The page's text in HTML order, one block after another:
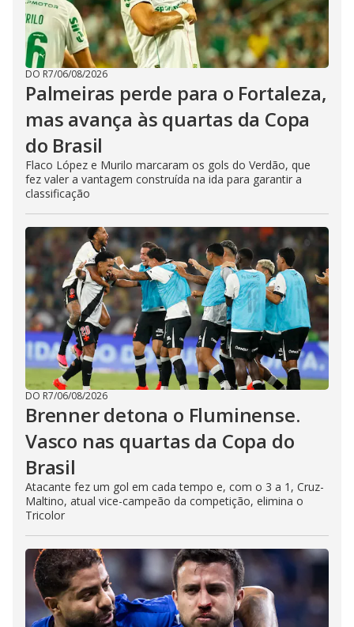
DO R7/06/08/2026
Palmeiras perde para o Fortaleza,
mas avança às quartas da Copa
do Brasil
Flaco López e Murilo marcaram os gols do Verdão, que
fez valer a vantagem construída na ida para garantir a
classificação
DO R7/06/08/2026
Brenner detona o Fluminense.
Vasco nas quartas da Copa do
Brasil
Atacante fez um gol em cada tempo e, com o 3 a 1, Cruz-
Maltino, atual vice-campeão da competição, elimina o
Tricolor